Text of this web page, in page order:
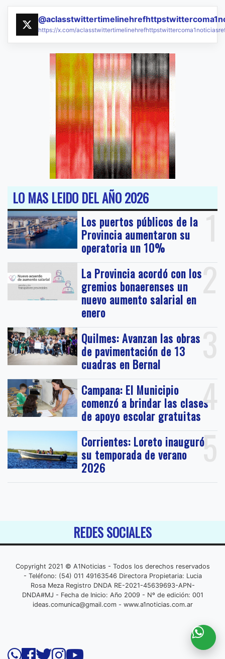
https://x.com/
LO MAS LEIDO DEL AÑO 2026
1
Los puertos públicos de la
Provincia aumentaron su
operatoria un 10%
2
La Provincia acordó con los
gremios bonaerenses un
nuevo aumento salarial en
enero
3
Quilmes: Avanzan las obras
de pavimentación de 13
cuadras en Bernal
4
Campana: El Municipio
comenzó a brindar las clases
de apoyo escolar gratuitas
5
Corrientes: Loreto inauguró
su temporada de verano
2026
REDES SOCIALES
Copyright 2021 © A1Noticias - Todos los derechos reservados
- Teléfono: (54) 011 49163546 Directora Propietaria: Lucia
Rosa Meza Registro DNDA RE-2021-45639693-APN-
DNDA#MJ - Fecha de Inicio: Año 2009 - Nº de edición: 001
ideas.comunica@gmail.com- www.a1noticias.com.ar